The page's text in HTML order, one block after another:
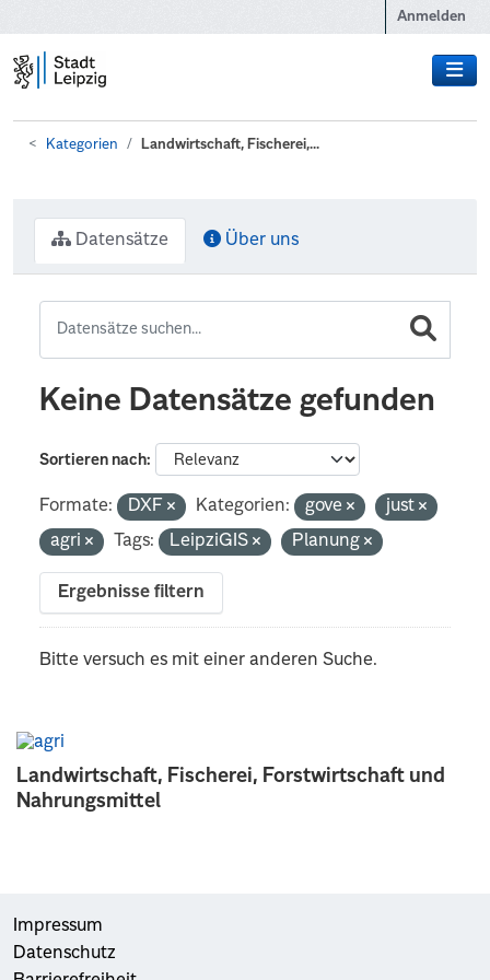
Anmelden
Kategorien Landwirtschaft, Fischerei,...
Landwirtschaft, Fischerei, Forstwirtschaft und
Nahrungsmittel
Datensätze Über uns
Keine Datensätze gefunden
Sortieren nach
Formate: DXF Kategorien: gove
just
agri
Tags: LeipziGIS Planung
Ergebnisse filtern
Bitte versuch es mit einer anderen Suche.
Impressum
Datenschutz